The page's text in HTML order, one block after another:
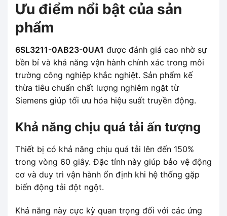
Ưu điểm nổi bật của sản
phẩm
6SL3211-0AB23-0UA1 được đánh giá cao nhờ sự
bền bỉ và khả năng vận hành chính xác trong môi
trường công nghiệp khắc nghiệt. Sản phẩm kế
thừa tiêu chuẩn chất lượng nghiêm ngặt từ
Siemens giúp tối ưu hóa hiệu suất truyền động.
Khả năng chịu quá tải ấn tượng
Thiết bị có khả năng chịu quá tải lên đến 150%
trong vòng 60 giây. Đặc tính này giúp bảo vệ động
cơ và duy trì vận hành ổn định khi hệ thống gặp
biến động tải đột ngột.
Khả năng này cực kỳ quan trọng đối với các ứng